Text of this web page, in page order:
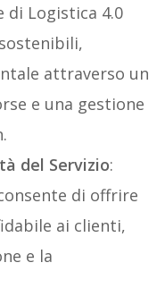
di Logistica 4.0
attraverso un
e una gestione
del Servizio:
di offrire
ai clienti,
e la